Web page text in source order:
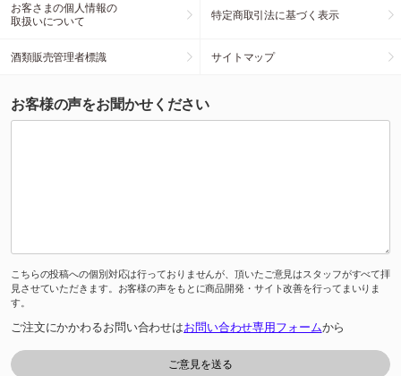
お客さまの個人情報の
取扱いについて
特定商取引法に基づく表示
酒類販売管理者標識 サイトマップ
お客様の声をお聞かせください
こちらの投稿への個別対応は行っておりませんが、頂いたご意見はスタッフがすべて拝
見させていただきます。お客様の声をもとに商品開発・サイト改善を行ってまいりま
す。
ご注文にかかわるお問い合わせはお問い合わせ専用フォームから